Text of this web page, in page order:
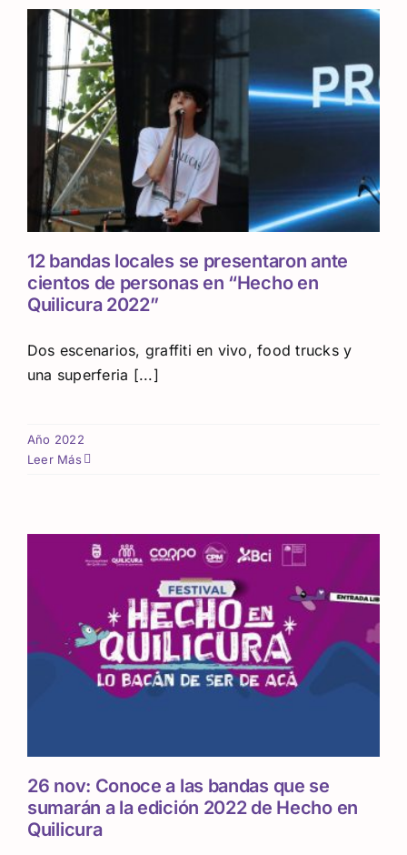
12 bandas locales se presentaron ante
cientos de personas en “Hecho en
Quilicura 2022”
Dos escenarios, graffiti en vivo, food trucks y
una superferia [...]
Año 2022
Leer Más
26 nov: Conoce a las bandas que se
sumarán a la edición 2022 de Hecho en
Quilicura